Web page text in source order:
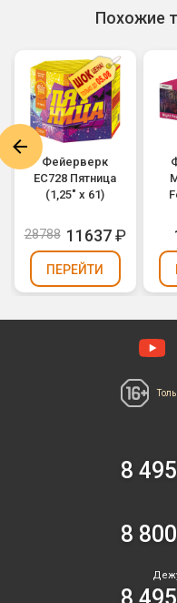
Похожие
Фейерверк
ЕС728 Пятница
(1,25" х 61)
28788 11637₽
ПЕРЕЙТИ
8
8